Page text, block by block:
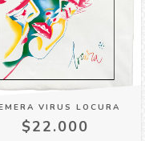
VIRUS LOCURA
$22.000